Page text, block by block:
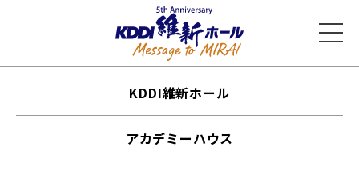
KDDI維新ホール
アカデミーハウス